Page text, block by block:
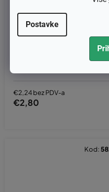
Postavke
Svornjak vodilice Husqvarna
XP, Jonsered CS2253,
€2,24 bez PDV-a
€2,80
Kod: